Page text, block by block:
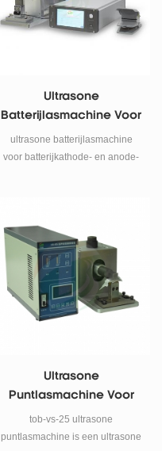
Ultrasone
Batterijlasmachine Voor
Batterijkathode- En
Anode-Elektrodelassen
ultrasone batterijlasmachine
voor batterijkathode- en anode-
Ultrasone
Puntlasmachine Voor
Het Lassen Van
Aluminium En
tob-vs-25 ultrasone
puntlasmachine is een ultrasone